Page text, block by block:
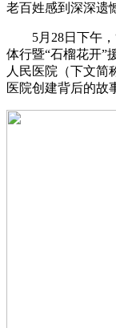
老百姓感到深深遗
5月28日下午，“
体行暨“石榴花开”
人民医院（下文简
医院创建背后的故